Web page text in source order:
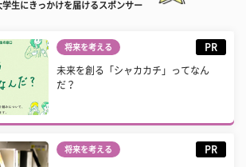
学生にきっかけを届けるスポンサー
将来を考える PR
未来を創る「シャカカチ」ってなん
だ？
将来を考える PR